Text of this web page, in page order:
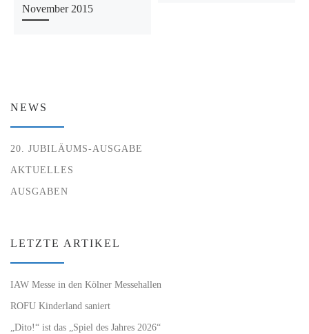
November 2015
NEWS
20. JUBILÄUMS-AUSGABE
AKTUELLES
AUSGABEN
LETZTE ARTIKEL
IAW Messe in den Kölner Messehallen
ROFU Kinderland saniert
„Dito!“ ist das „Spiel des Jahres 2026“